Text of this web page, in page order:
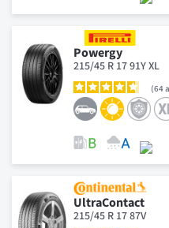
Powergy
215/45 R 17 91Y XL
64
UltraContact
215/45 R 17 87V